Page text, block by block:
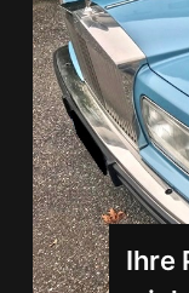
Ihre